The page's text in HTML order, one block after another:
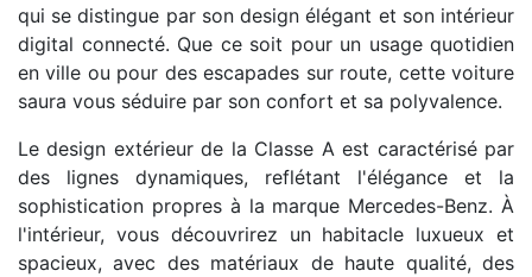
qui se distingue par son design élégant et son intérieur
digital connecté. Que ce soit pour un usage quotidien
en ville ou pour des escapades sur route, cette voiture
saura vous séduire par son confort et sa polyvalence.
Le design extérieur de la Classe A est caractérisé par
des lignes dynamiques, reflétant l'élégance et la
sophistication propres à la marque Mercedes-Benz. À
l'intérieur, vous découvrirez un habitacle luxueux et
spacieux, avec des matériaux de haute qualité, des